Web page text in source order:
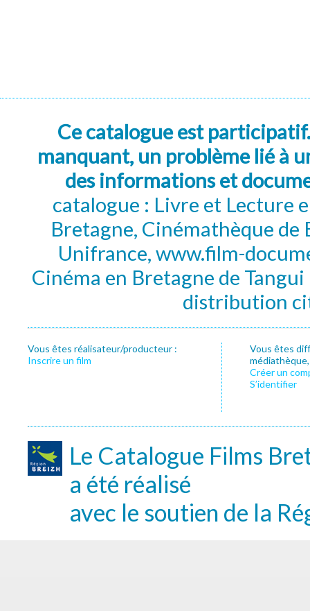
Ce catalogue est
manquant, un problème lié à
des informations et
catalogue : Livre et Lecture
Bretagne, Cinémathèque de
Unifrance, www.film-
Cinéma en Bretagne de
distribution
Vous êtes réalisateur/producteur :
Inscrire un film
Vous êtes
Créer un
S’identifier
Le Catalogue Films
a été réalisé
avec le soutien de la